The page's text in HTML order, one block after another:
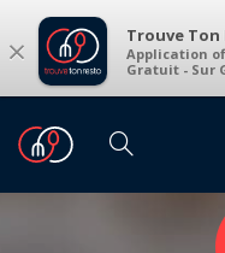
× Trouve Ton
Application
Gratuit - Sur